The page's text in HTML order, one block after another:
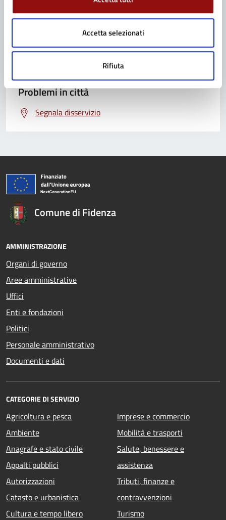
Accetta selezionati
Rifiuta
Contatta il Comune
Richiedi assistenza
Prenota appuntamento
Problemi in città
Segnala disservizio
Comune di Fidenza
AMMINISTRAZIONE
Organi di governo
Aree amministrative
Uffici
Enti e fondazioni
Politici
Personale amministrativo
Documenti e dati
CATEGORIE DI SERVIZIO
Agricoltura e pesca
Ambiente
Anagrafe e stato civile
Appalti pubblici
Autorizzazioni
Catasto e urbanistica
Cultura e tempo libero
Imprese e commercio
Mobilità e trasporti
Salute, benessere e
assistenza
Tributi, finanze e
contravvenzioni
Turismo